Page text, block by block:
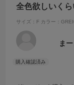
全色欲しいく
サイズ：F カラー：
ま